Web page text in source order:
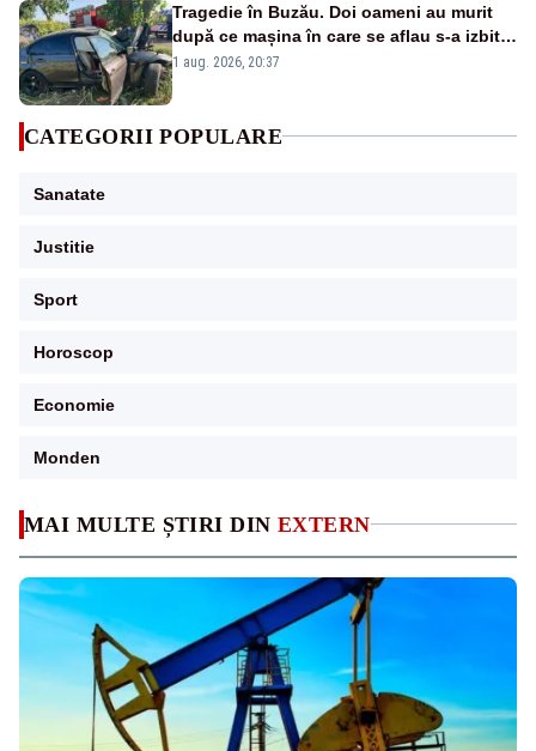
MAI MULTE ȘTIRI DIN EXTERN
Tragedie în Buzău. Doi oameni au murit
după ce mașina în care se aflau s-a izbit
violent de un copac
1 aug. 2026, 20:37
CATEGORII POPULARE
Sanatate
Justitie
Sport
Horoscop
Economie
Monden